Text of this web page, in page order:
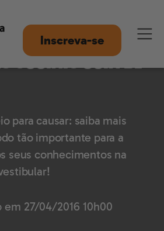
Inscreva-se
e Novas
Sociais guia de
para causar: saiba mais
tão importante para a
seus conhecimentos na
em 27/04/2016 10h00